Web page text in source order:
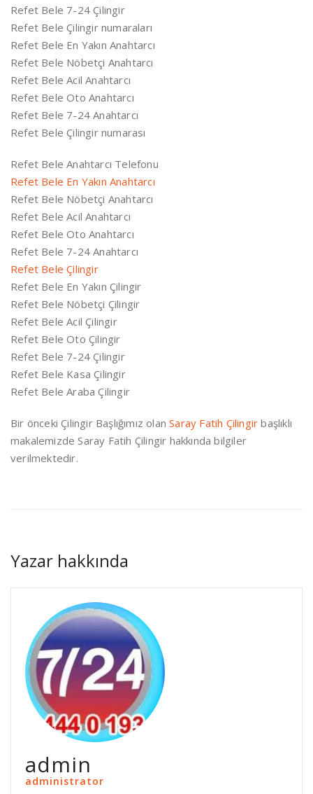
Refet Bele 7-24 Çilingir
Refet Bele Çilingir numaraları
Refet Bele En Yakın Anahtarcı
Refet Bele Nöbetçi Anahtarcı
Refet Bele Acil Anahtarcı
Refet Bele Oto Anahtarcı
Refet Bele 7-24 Anahtarcı
Refet Bele Çilingir numarası
Refet Bele Anahtarcı Telefonu
Refet Bele En Yakın Anahtarcı
Refet Bele Nöbetçi Anahtarcı
Refet Bele Acil Anahtarcı
Refet Bele Oto Anahtarcı
Refet Bele 7-24 Anahtarcı
Refet Bele Çilingir
Refet Bele En Yakın Çilingir
Refet Bele Nöbetçi Çilingir
Refet Bele Acil Çilingir
Refet Bele Oto Çilingir
Refet Bele 7-24 Çilingir
Refet Bele Kasa Çilingir
Refet Bele Araba Çilingir
Bir önceki Çilingir Başlığımız olanSaray Fatih Çilingir başlıklı
makalemizde Saray Fatih Çilingir hakkında bilgiler
verilmektedir.
Yazar hakkında
admin
administrator